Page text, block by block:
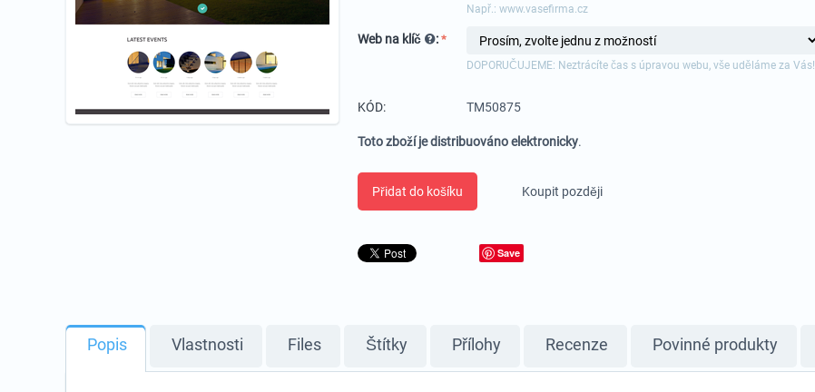
Např.: www.vasefirma.cz
Web na klíč :
DOPORUČUJEME: Neztrácíte čas s úpravou webu, vše uděláme za Vás!
KÓD: TM50875
Toto zboží je distribuováno elektronicky.
Přidat do košíku Koupit později
Save
Popis Vlastnosti Files Štítky Přílohy Recenze Povinné produkty